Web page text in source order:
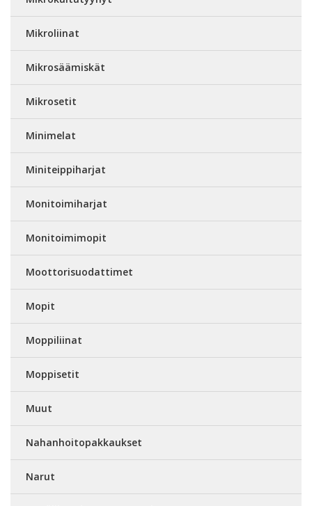
Mikroliinat
Mikrosäämiskät
Mikrosetit
Minimelat
Miniteippiharjat
Monitoimiharjat
Monitoimimopit
Moottorisuodattimet
Mopit
Moppiliinat
Moppisetit
Muut
Nahanhoitopakkaukset
Narut